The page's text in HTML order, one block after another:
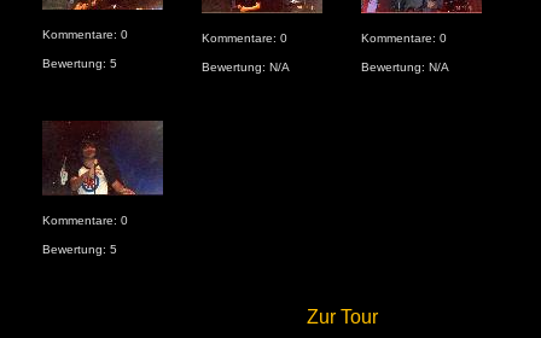
Kommentare: 0
Bewertung: 5
Kommentare: 0
Bewertung: N/A
Kommentare: 0
Bewertung: N/A
Kommentare: 0
Bewertung: 5
Zur Tour